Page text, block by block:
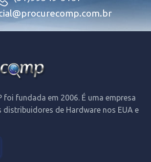
foi fundada em 2006. É uma empresa
distribuidores de Hardware nos EUA e